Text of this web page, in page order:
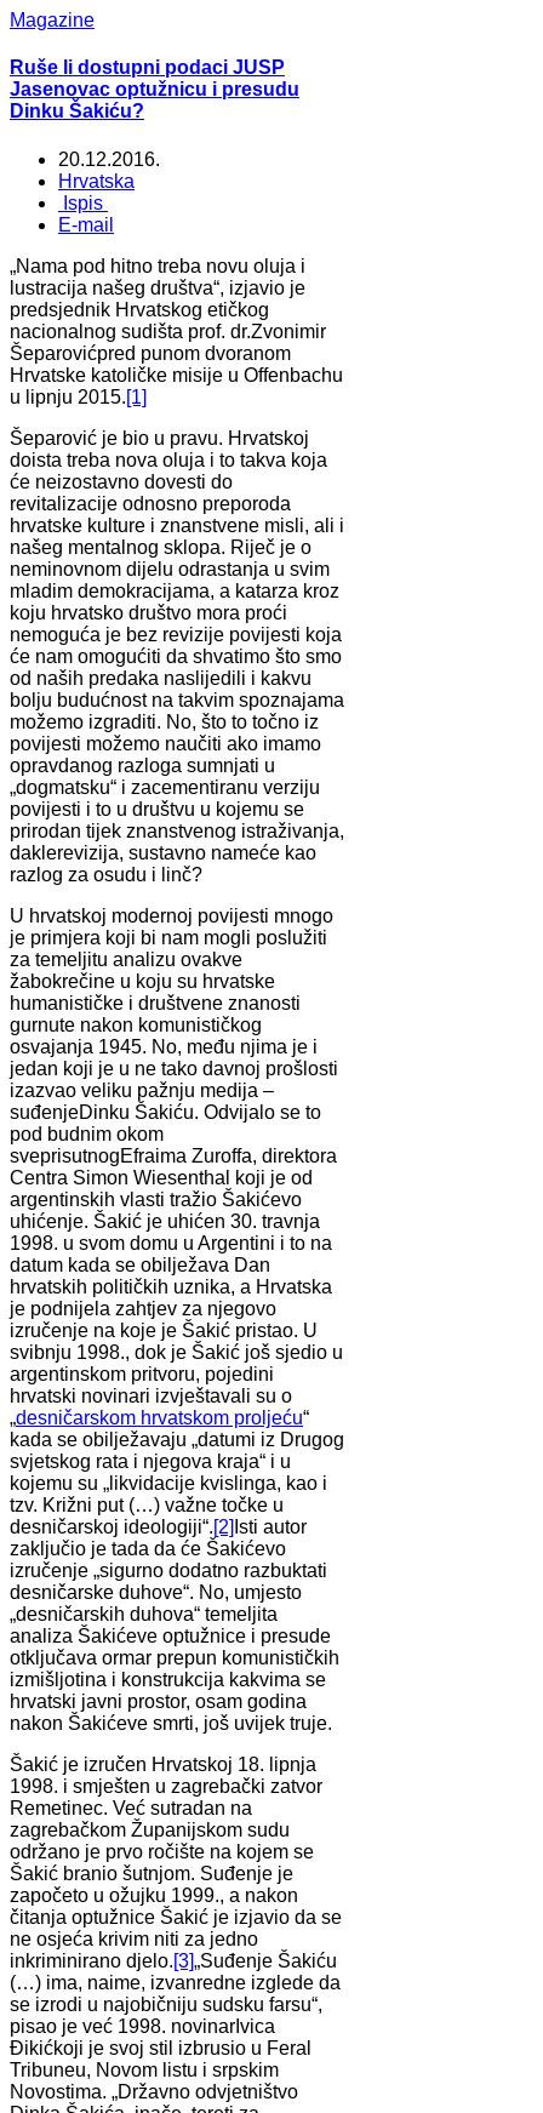
Magazine
Ruše li dostupni podaci JUSP
Jasenovac optužnicu i presudu
Dinku Šakiću?
20.12.2016.
Hrvatska
Ispis
E-mail
„Nama pod hitno treba novu oluja i
lustracija našeg društva“, izjavio je
predsjednik Hrvatskog etičkog
nacionalnog sudišta prof. dr.Zvonimir
Šeparovićpred punom dvoranom
Hrvatske katoličke misije u Offenbachu
u lipnju 2015.[1]
Šeparović je bio u pravu. Hrvatskoj
doista treba nova oluja i to takva koja
će neizostavno dovesti do
revitalizacije odnosno preporoda
hrvatske kulture i znanstvene misli, ali i
našeg mentalnog sklopa. Riječ je o
neminovnom dijelu odrastanja u svim
mladim demokracijama, a katarza kroz
koju hrvatsko društvo mora proći
nemoguća je bez revizije povijesti koja
će nam omogućiti da shvatimo što smo
od naših predaka naslijedili i kakvu
bolju budućnost na takvim spoznajama
možemo izgraditi. No, što to točno iz
povijesti možemo naučiti ako imamo
opravdanog razloga sumnjati u
„dogmatsku“ i zacementiranu verziju
povijesti i to u društvu u kojemu se
prirodan tijek znanstvenog istraživanja,
daklerevizija, sustavno nameće kao
razlog za osudu i linč?
U hrvatskoj modernoj povijesti mnogo
je primjera koji bi nam mogli poslužiti
za temeljitu analizu ovakve
žabokrečine u koju su hrvatske
humanističke i društvene znanosti
gurnute nakon komunističkog
osvajanja 1945. No, među njima je i
jedan koji je u ne tako davnoj prošlosti
izazvao veliku pažnju medija –
suđenjeDinku Šakiću. Odvijalo se to
pod budnim okom
sveprisutnogEfraima Zuroffa, direktora
Centra Simon Wiesenthal koji je od
argentinskih vlasti tražio Šakićevo
uhićenje. Šakić je uhićen 30. travnja
1998. u svom domu u Argentini i to na
datum kada se obilježava Dan
hrvatskih političkih uznika, a Hrvatska
je podnijela zahtjev za njegovo
izručenje na koje je Šakić pristao. U
svibnju 1998., dok je Šakić još sjedio u
argentinskom pritvoru, pojedini
hrvatski novinari izvještavali su o
„desničarskom hrvatskom proljeću“
kada se obilježavaju „datumi iz Drugog
svjetskog rata i njegova kraja“ i u
kojemu su „likvidacije kvislinga, kao i
tzv. Križni put (…) važne točke u
desničarskoj ideologiji“.[2] Isti autor
zaključio je tada da će Šakićevo
izručenje „sigurno dodatno razbuktati
desničarske duhove“. No, umjesto
„desničarskih duhova“ temeljita
analiza Šakićeve optužnice i presude
otključava ormar prepun komunističkih
izmišljotina i konstrukcija kakvima se
hrvatski javni prostor, osam godina
nakon Šakićeve smrti, još uvijek truje.
Šakić je izručen Hrvatskoj 18. lipnja
1998. i smješten u zagrebački zatvor
Remetinec. Već sutradan na
zagrebačkom Županijskom sudu
održano je prvo ročište na kojem se
Šakić branio šutnjom. Suđenje je
započeto u ožujku 1999., a nakon
čitanja optužnice Šakić je izjavio da se
ne osjeća krivim niti za jedno
inkriminirano djelo.[3]„Suđenje Šakiću
(…) ima, naime, izvanredne izglede da
se izrodi u najobičniju sudsku farsu“,
pisao je već 1998. novinarIvica
Đikićkoji je svoj stil izbrusio u Feral
Tribuneu, Novom listu i srpskim
Novostima. „Državno odvjetništvo